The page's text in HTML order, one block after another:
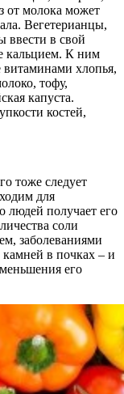
от молока может
Вегетерианцы,
ввести в свой
кальцием. К ним
витаминами хлопья,
тофу,
капуста.
костей,
тоже следует
для
людей получает его
соли
заболеваниями
камней в почках – и
его